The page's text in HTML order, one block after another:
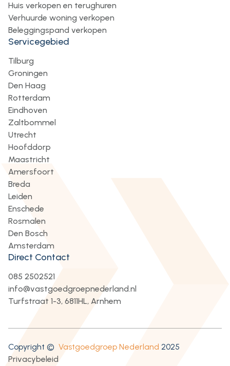
Huis verkopen en terughuren
Verhuurde woning verkopen
Beleggingspand verkopen
Servicegebied
Tilburg
Groningen
Den Haag
Rotterdam
Eindhoven
Zaltbommel
Utrecht
Hoofddorp
Maastricht
Amersfoort
Breda
Leiden
Enschede
Rosmalen
Den Bosch
Amsterdam
Direct Contact
085 2502521
info@vastgoedgroepnederland.nl
Turfstraat 1-3, 6811HL, Arnhem
Copyright © Vastgoedgroep Nederland 2025
Privacybeleid